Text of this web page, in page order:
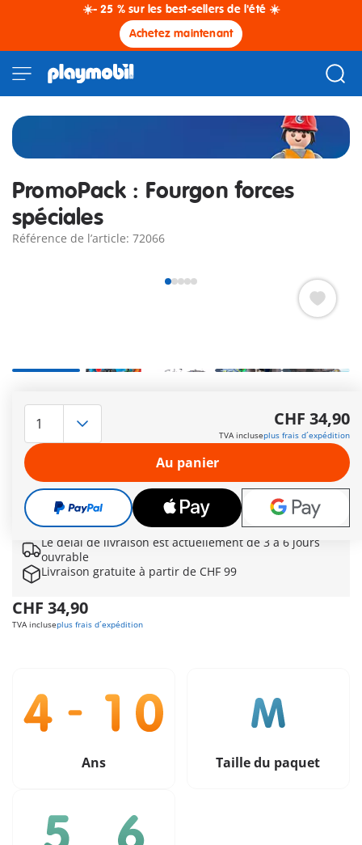
☀️- 25 % sur les best-sellers de l'été ☀️
Achetez maintenant
PromoPack : Fourgon forces
spéciales
Référence de l’article: 72066
– l’équipe spéciale est prête à l’intervention ! L’agent attrape
son bouclier, les armes sont également déployées pour
l’effrayer – car le bandit s’enfuit à toute vitesse sur sa moto.
Avec son grappin et son butin volé, il tente d’échapper à la
police. Mais les policiers ont un atout secret : la herse de
police ! Vont-ils réussir à l’arrêter ? Une course-poursuite
palpitante commence…
Autres informations
Le délai de livraison est actuellement de 3 à 6 jours
ouvrable
Livraison gratuite à partir de CHF 99
CHF 34,90
TVA incluseplus frais d´expédition
CHF 34,90
TVA incluseplus frais d´expédition
Au panier
Ans Taille du paquet